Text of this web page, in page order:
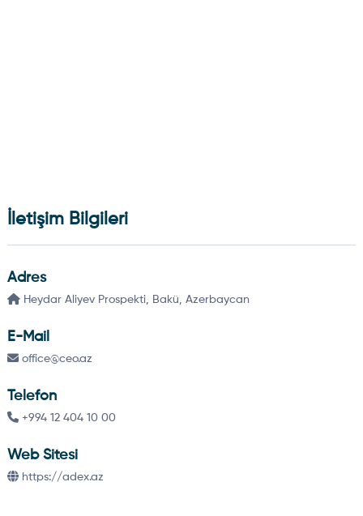
İletişim Bilgileri
Adres
Heydar Aliyev Prospekti, Bakü, Azerbaycan
E-Mail
office@ceo.az
Telefon
+994 12 404 10 00
Web Sitesi
https://adex.az